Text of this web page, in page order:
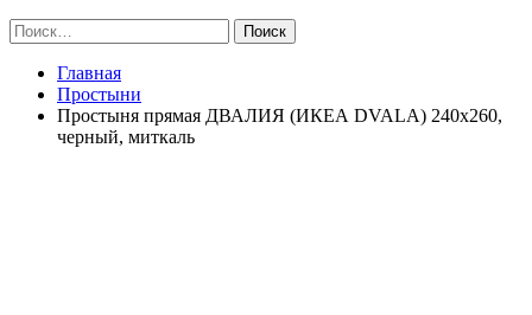
Найти:
Главная
Простыни
Простыня прямая ДВАЛИЯ (ИКЕА DVALA) 240х260,
черный, миткаль